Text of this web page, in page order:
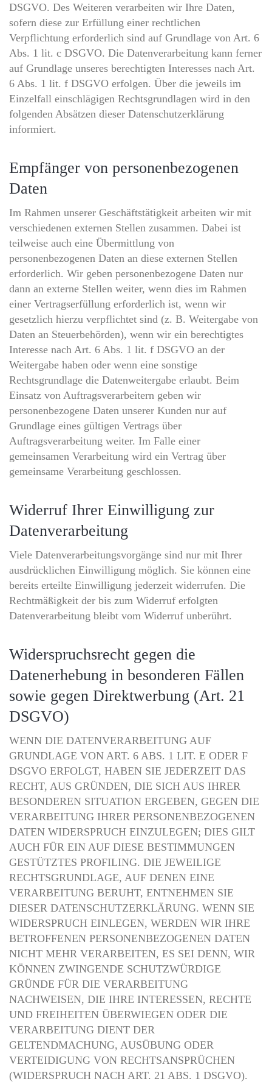
DSGVO. Des Weiteren verarbeiten wir Ihre Daten,
sofern diese zur Erfüllung einer rechtlichen
Verpflichtung erforderlich sind auf Grundlage von Art. 6
Abs. 1 lit. c DSGVO. Die Datenverarbeitung kann ferner
auf Grundlage unseres berechtigten Interesses nach Art.
6 Abs. 1 lit. f DSGVO erfolgen. Über die jeweils im
Einzelfall einschlägigen Rechtsgrundlagen wird in den
folgenden Absätzen dieser Datenschutzerklärung
informiert.
Empfänger von personenbezogenen
Daten
Im Rahmen unserer Geschäftstätigkeit arbeiten wir mit
verschiedenen externen Stellen zusammen. Dabei ist
teilweise auch eine Übermittlung von
personenbezogenen Daten an diese externen Stellen
erforderlich. Wir geben personenbezogene Daten nur
dann an externe Stellen weiter, wenn dies im Rahmen
einer Vertragserfüllung erforderlich ist, wenn wir
gesetzlich hierzu verpflichtet sind (z. B. Weitergabe von
Daten an Steuerbehörden), wenn wir ein berechtigtes
Interesse nach Art. 6 Abs. 1 lit. f DSGVO an der
Weitergabe haben oder wenn eine sonstige
Rechtsgrundlage die Datenweitergabe erlaubt. Beim
Einsatz von Auftragsverarbeitern geben wir
personenbezogene Daten unserer Kunden nur auf
Grundlage eines gültigen Vertrags über
Auftragsverarbeitung weiter. Im Falle einer
gemeinsamen Verarbeitung wird ein Vertrag über
gemeinsame Verarbeitung geschlossen.
Widerruf Ihrer Einwilligung zur
Datenverarbeitung
Viele Datenverarbeitungsvorgänge sind nur mit Ihrer
ausdrücklichen Einwilligung möglich. Sie können eine
bereits erteilte Einwilligung jederzeit widerrufen. Die
Rechtmäßigkeit der bis zum Widerruf erfolgten
Datenverarbeitung bleibt vom Widerruf unberührt.
Widerspruchsrecht gegen die
Datenerhebung in besonderen Fällen
sowie gegen Direktwerbung (Art. 21
DSGVO)
WENN DIE DATENVERARBEITUNG AUF
GRUNDLAGE VON ART. 6 ABS. 1 LIT. E ODER F
DSGVO ERFOLGT, HABEN SIE JEDERZEIT DAS
RECHT, AUS GRÜNDEN, DIE SICH AUS IHRER
BESONDEREN SITUATION ERGEBEN, GEGEN DIE
VERARBEITUNG IHRER PERSONENBEZOGENEN
DATEN WIDERSPRUCH EINZULEGEN; DIES GILT
AUCH FÜR EIN AUF DIESE BESTIMMUNGEN
GESTÜTZTES PROFILING. DIE JEWEILIGE
RECHTSGRUNDLAGE, AUF DENEN EINE
VERARBEITUNG BERUHT, ENTNEHMEN SIE
DIESER DATENSCHUTZERKLÄRUNG. WENN SIE
WIDERSPRUCH EINLEGEN, WERDEN WIR IHRE
BETROFFENEN PERSONENBEZOGENEN DATEN
NICHT MEHR VERARBEITEN, ES SEI DENN, WIR
KÖNNEN ZWINGENDE SCHUTZWÜRDIGE
GRÜNDE FÜR DIE VERARBEITUNG
NACHWEISEN, DIE IHRE INTERESSEN, RECHTE
UND FREIHEITEN ÜBERWIEGEN ODER DIE
VERARBEITUNG DIENT DER
GELTENDMACHUNG, AUSÜBUNG ODER
VERTEIDIGUNG VON RECHTSANSPRÜCHEN
(WIDERSPRUCH NACH ART. 21 ABS. 1 DSGVO).